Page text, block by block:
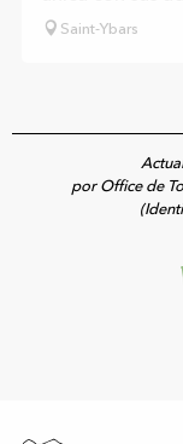
Saint-Ybars
por Office de